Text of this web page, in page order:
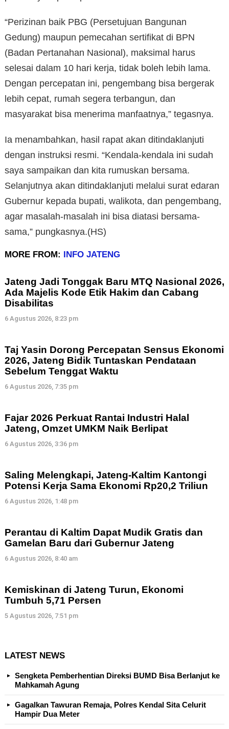
“Perizinan baik PBG (Persetujuan Bangunan
Gedung) maupun pemecahan sertifikat di BPN
(Badan Pertanahan Nasional), maksimal harus
selesai dalam 10 hari kerja, tidak boleh lebih lama.
Dengan percepatan ini, pengembang bisa bergerak
lebih cepat, rumah segera terbangun, dan
masyarakat bisa menerima manfaatnya,” tegasnya.
Ia menambahkan, hasil rapat akan ditindaklanjuti
dengan instruksi resmi. “Kendala-kendala ini sudah
saya sampaikan dan kita rumuskan bersama.
Selanjutnya akan ditindaklanjuti melalui surat edaran
Gubernur kepada bupati, walikota, dan pengembang,
agar masalah-masalah ini bisa diatasi bersama-
sama,” pungkasnya.(HS)
MORE FROM: INFO JATENG
Jateng Jadi Tonggak Baru MTQ Nasional 2026,
Ada Majelis Kode Etik Hakim dan Cabang
Disabilitas
6 Agustus 2026, 8:23 pm
Taj Yasin Dorong Percepatan Sensus Ekonomi
2026, Jateng Bidik Tuntaskan Pendataan
Sebelum Tenggat Waktu
6 Agustus 2026, 7:35 pm
Fajar 2026 Perkuat Rantai Industri Halal
Jateng, Omzet UMKM Naik Berlipat
6 Agustus 2026, 3:36 pm
Saling Melengkapi, Jateng-Kaltim Kantongi
Potensi Kerja Sama Ekonomi Rp20,2 Triliun
6 Agustus 2026, 1:48 pm
Perantau di Kaltim Dapat Mudik Gratis dan
Gamelan Baru dari Gubernur Jateng
6 Agustus 2026, 8:40 am
Kemiskinan di Jateng Turun, Ekonomi
Tumbuh 5,71 Persen
5 Agustus 2026, 7:51 pm
LATEST NEWS
Sengketa Pemberhentian Direksi BUMD Bisa Berlanjut ke
Mahkamah Agung
Gagalkan Tawuran Remaja, Polres Kendal Sita Celurit
Hampir Dua Meter